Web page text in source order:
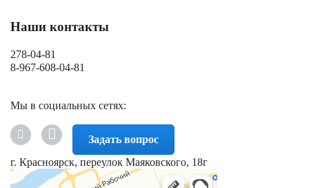
Наши контакты
278-04-81
8-967-608-04-81
Мы в социальных сетях:
Задать вопрос
г. Красноярск, переулок Маяковского, 18г